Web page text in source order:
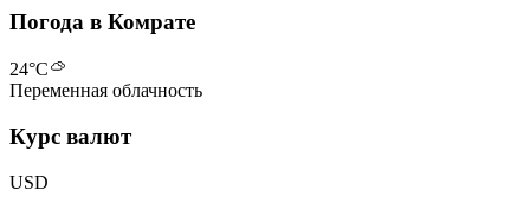
Погода в Комрате
24°C
Переменная облачность
Курс валют
USD